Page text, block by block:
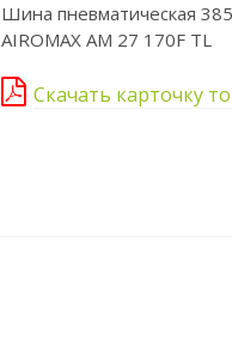
Шина пневматическая
AIROMAX AM 27 170F TL
Скачать карточку